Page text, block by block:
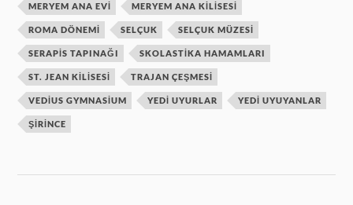
MERYEM ANA EVI MERYEM ANA KILISESI
ROMA DÖNEMI SELÇUK SELÇUK MÜZESI
SERAPIS TAPINAĞI SKOLASTIKA HAMAMLARI
ST. JEAN KILISESI TRAJAN ÇEŞMESI
VEDIUS GYMNASIUM YEDI UYURLAR YEDI UYUYANLAR
ŞIRINCE